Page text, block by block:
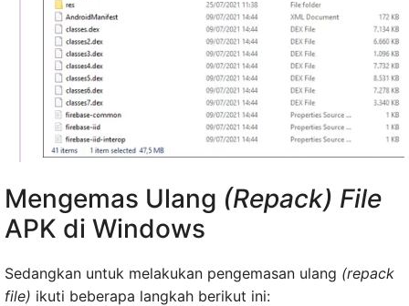
Mengemas Ulang (Repack) File
APK di Windows
Sedangkan untuk melakukan pengemasan ulang (repack
file) ikuti beberapa langkah berikut ini: